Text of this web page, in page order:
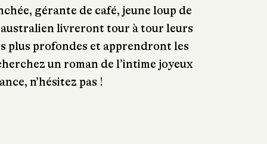
gérante de café, jeune loup de
livreront tour à tour leurs
plus profondes et apprendront les
un roman de l’intime joyeux
n’hésitez pas !